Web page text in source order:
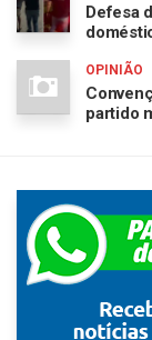
Defesa
OPINIÃO
partido